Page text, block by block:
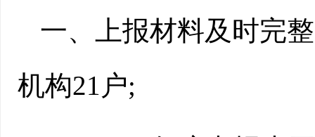
一、上报材料及时完
机构21户;